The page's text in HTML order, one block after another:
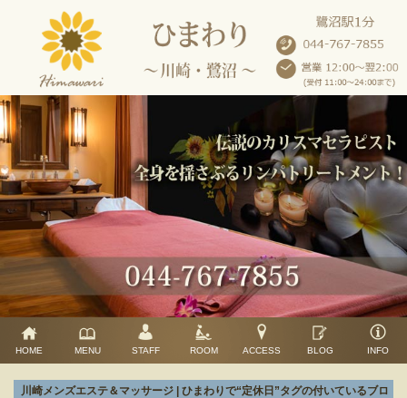
HOME MENU STAFF ROOM ACCESS BLOG INFO
川崎メンズエステ＆マッサージ | ひまわりで“定休日”タグの付いているブロ